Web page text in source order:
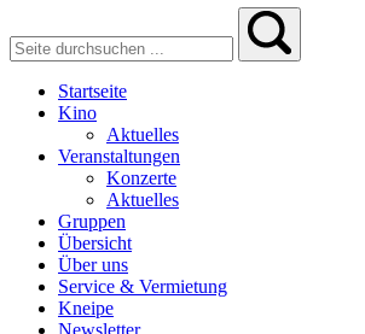
Startseite
Kino
Aktuelles
Veranstaltungen
Konzerte
Aktuelles
Gruppen
Übersicht
Über uns
Service & Vermietung
Kneipe
Newsletter